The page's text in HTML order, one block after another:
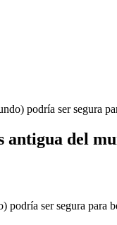
podría ser segura
antigua del